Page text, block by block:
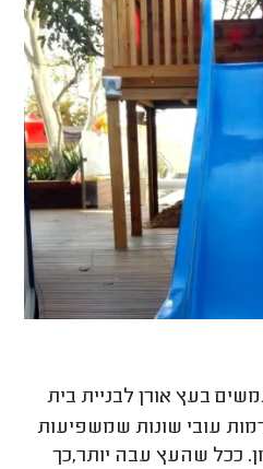
בעץ אורן לבניית בית
עובי שונות שמשפיעות
ככל שהעץ עבה יותר,כך